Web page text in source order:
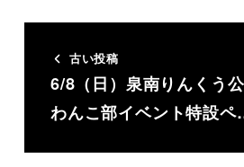
古い投稿
6/8（日）泉南りんくう
わんこ部イベント特設